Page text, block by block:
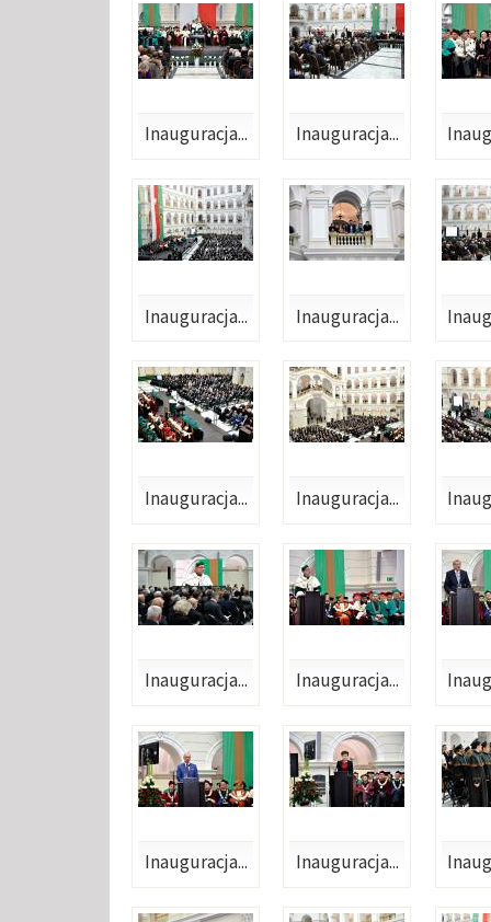
Inauguracja... Inauguracja...
Inauguracja... Inauguracja...
Inauguracja... Inauguracja...
Inauguracja... Inauguracja...
Inauguracja... Inauguracja...